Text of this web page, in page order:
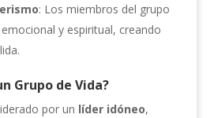
: Los miembros del grupo
y espiritual, creando
Grupo de Vida?
por un líder idóneo,